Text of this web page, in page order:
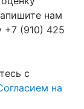
нам
+7 (910) 425
с
на